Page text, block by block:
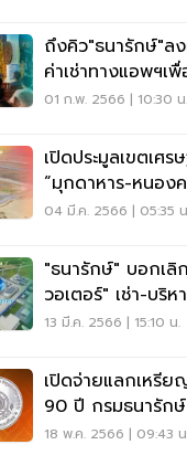
ถึงคิว"ธนารักษ์"ลง
ค่าเช่าทางแอพฯเ
01 ก.พ. 2566 | 10:30 น.
เปิดประมูลเขตเศ
“มุกดาหาร-หนอง
ปี
04 มี.ค. 2566 | 05:35
"ธนารักษ์" บอกเ
วอเตอร์" เช่า-บริ
13 มี.ค. 2566 | 15:10 น.
เปิดจ่ายแลกเหรี
90 ปี กรมธนารักษ์
18 พ.ค. 2566 | 09:43